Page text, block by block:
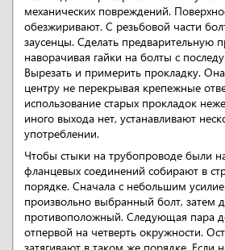
механических повреждений.
обезжиривают. С резьбовой части
заусенцы. Сделать предварительную
наворачивая гайки на болты с
Вырезать и примерить прокладку.
центру не перекрывая крепежные
использование старых прокладок
иного выхода нет, устанавливают
употреблении.
Чтобы стыки на трубопроводе были
фланцевых соединений собирают в
порядке. Сначала с небольшим
произвольно выбранный болт, затем
противоположный. Следующая пара
отпервой на четверть окружности.